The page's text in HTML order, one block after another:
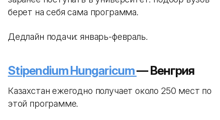
берет на себя сама программа.
Дедлайн подачи: январь-февраль.
Stipendium Hungaricum— Венгрия
Казахстан ежегодно получает около 250 мест по
этой программе.